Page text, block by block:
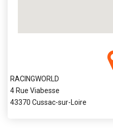
RACINGWORLD
4 Rue Viabesse
43370 Cussac-sur-Loire